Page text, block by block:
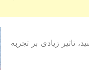
تاثیر زیادی بر تجربه